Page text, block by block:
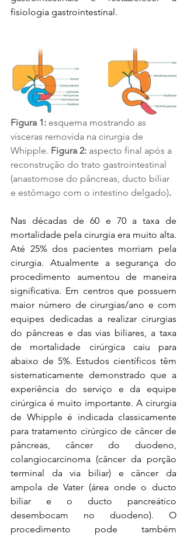
fisiologia gastrointestinal.
Figura 1: esquema mostrando as
vísceras removida na cirurgia de
Whipple. Figura 2: aspecto final após a
reconstrução do trato gastrointestinal
(anastomose do pâncreas, ducto biliar
e estômago com o intestino delgado).
Nas décadas de 60 e 70 a taxa de
mortalidade pela cirurgia era muito alta.
Até 25% dos pacientes morriam pela
cirurgia. Atualmente a segurança do
procedimento aumentou de maneira
significativa. Em centros que possuem
maior número de cirurgias/ano e com
equipes dedicadas a realizar cirurgias
do pâncreas e das vias biliares, a taxa
de mortalidade cirúrgica caiu para
abaixo de 5%. Estudos científicos têm
sistematicamente demonstrado que a
experiência do serviço e da equipe
cirúrgica é muito importante. A cirurgia
de Whipple é indicada classicamente
para tratamento cirúrgico de câncer de
pâncreas, câncer do duodeno,
colangiocarcinoma (câncer da porção
terminal da via biliar) e câncer da
ampola de Vater (área onde o ducto
biliar e o ducto pancreático
desembocam no duodeno). O
procedimento pode também